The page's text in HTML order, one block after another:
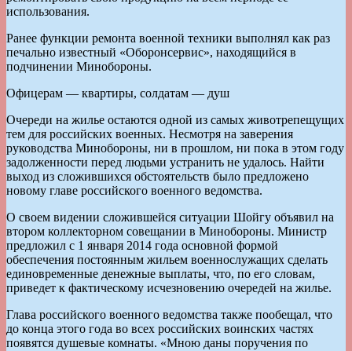
использования.
Ранее функции ремонта военной техники выполнял как раз
печально известный «Оборонсервис», находящийся в
подчинении Минобороны.
Офицерам — квартиры, солдатам — душ
Очереди на жилье остаются одной из самых животрепещущих
тем для российских военных. Несмотря на заверения
руководства Минобороны, ни в прошлом, ни пока в этом году
задолженности перед людьми устранить не удалось. Найти
выход из сложившихся обстоятельств было предложено
новому главе российского военного ведомства.
О своем видении сложившейся ситуации Шойгу объявил на
втором коллекторном совещании в Минобороны. Министр
предложил с 1 января 2014 года основной формой
обеспечения постоянным жильем военнослужащих сделать
единовременные денежные выплаты, что, по его словам,
приведет к фактическому исчезновению очередей на жилье.
Глава российского военного ведомства также пообещал, что
до конца этого года во всех российских воинских частях
появятся душевые комнаты. «Мною даны поручения по